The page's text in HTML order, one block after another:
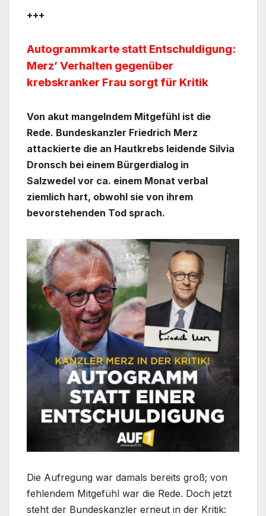
+++
Autogrammkarte statt Entschuldigung:
Merz’ Verhalten gegenüber
krebskranker Frau sorgt für Kritik
Von akut mangelndem Mitgefühl ist die
Rede. Bundeskanzler Friedrich Merz
attackierte die an Hautkrebs leidende Silvia
Dronsch bei einem Bürgerdialog in
Salzwedel vor ca. einem Monat verbal
ziemlich hart, obwohl sie von ihrem
bevorstehenden Tod sprach.
Die Aufregung war damals bereits groß; von
fehlendem Mitgefühl war die Rede. Doch jetzt
steht der Bundeskanzler erneut in der Kritik: